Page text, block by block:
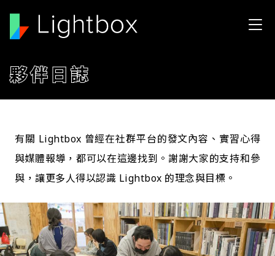
夥伴日誌
有關 Lightbox 曾經在社群平台的發文內容、實習心得
與媒體報導，都可以在這邊找到。謝謝大家的支持和參
與，讓更多人得以認識 Lightbox 的理念與目標。